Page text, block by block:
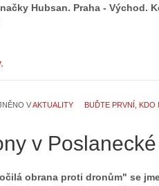
Hubsan. Praha - Východ.
VAKTUALITY BUĎTE PRVNÍ, KDO
v
obrana proti dronům" se